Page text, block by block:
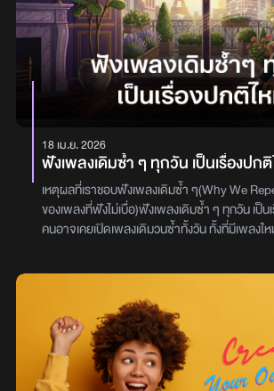
18 เม.ย. 2026
ฟังเพลงเดิมซ้ำ ๆ ทุกวัน เป็นเรื่องปก
เหตุผลที่เราชอบฟังเพลงเดิมซ้ำ ๆ(Why We
ของเพลงที่ฟังไม่เบื่อ)ฟังเพลงเดิมซ้ำ ๆ ทุกวัน เป็นเรื่อ
คนอาจเคยเปิดเพลงเดิมวนซ้ำทั้งวัน ทั้งที่มีเพลงใ
พฤติกรรมแบบนี้มีอะไรซ่อนอยู่หรือเปล่า ในมุมของจิตวิทยา การ “ฟัง
เพลงซ้ำ” ไม่ได้แปลว่าเราน่าเบื่อ แต่เป็นเพราะส
เคย เมื่อเราได้ยินเพลงเดิมซ้ำ ๆ สมองจะสามาร
และเนื้อเพลงได้ล่วงหน้า ความรู้สึกแบบนี้ทำให้เกิด
ความเครียดได้โดยไม่รู้ตัว นอกจากนี้ เพลงบางเพลงยังทำหน้าที่เป็น
เหมือน “ตัวแทนของความรู้สึก” ในช่วงเวลาหนึ่งของ
ที่มีความสุข เสียใจ หรือกำลังคิดถึงใครบางคน การ